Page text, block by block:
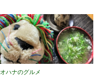
オハナのグルメ